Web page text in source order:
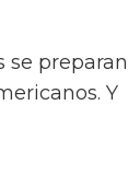
se preparan
Y